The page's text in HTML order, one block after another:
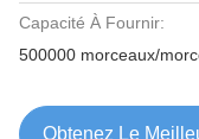
Capacité À Fournir:
500000 morceaux/
Obtenez Le